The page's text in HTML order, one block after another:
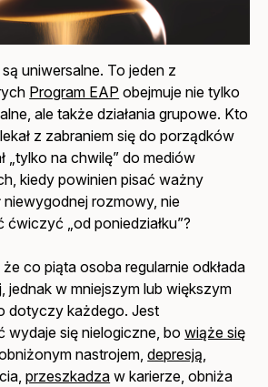
uniwersalne. To jeden z
Program EAP obejmuje nie tylko
ale także działania grupowe. Kto
z zabraniem się do porządków
„tylko na chwilę” do mediów
kiedy powinien pisać ważny
niewygodnej rozmowy, nie
ćwiczyć „od poniedziałku”?
co piąta osoba regularnie odkłada
jednak w mniejszym lub większym
dotyczy każdego. Jest
wydaje się nielogiczne, bowiąże się
nastrojem,depresją,
przeszkadza w karierze, obniża